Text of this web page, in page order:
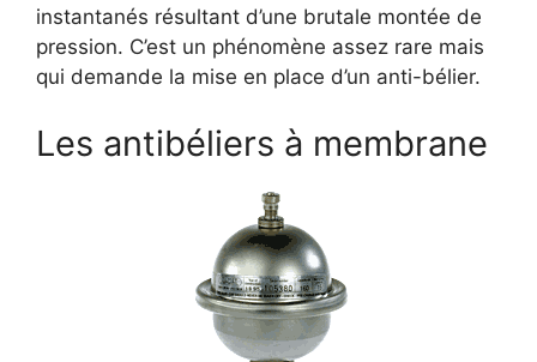
instantanés résultant d’une brutale montée de
pression. C’est un phénomène assez rare mais
qui demande la mise en place d’un anti-bélier.
Les antibéliers à membrane